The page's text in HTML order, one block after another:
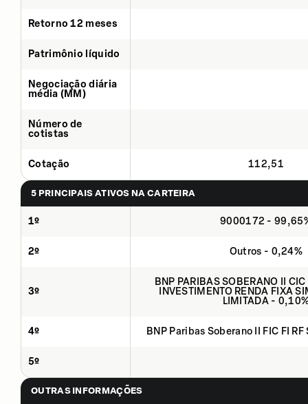
Retorno 12 meses
Patrimônio líquido
Negociação diária
média (MM)
Número de
cotistas
Cotação 112,51
5 PRINCIPAIS ATIVOS NA CARTEIRA
1º 9000172 -
2º Outros - 0,24%
3º
BNP PARIBAS SOBERANO II
INVESTIMENTO RENDA FIXA
LIMITADA -
4º BNP Paribas Soberano II FIC FI
5º
OUTRAS INFORMAÇÕES